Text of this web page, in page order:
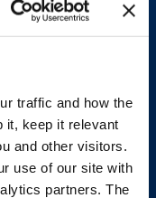
traffic and how the
it, keep it relevant
and other visitors.
use of our site with
partners. The